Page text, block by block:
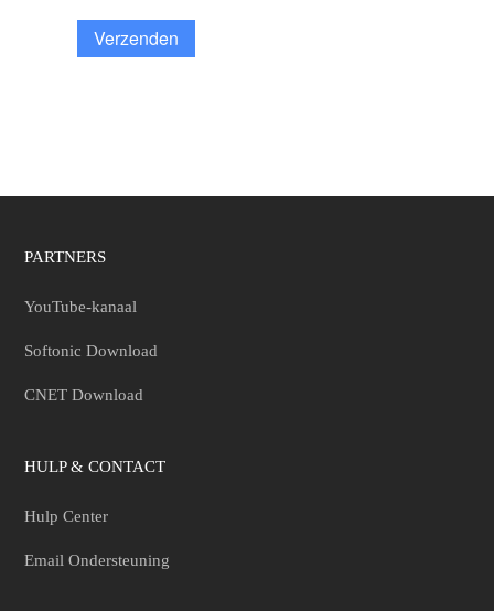
Verzenden
PARTNERS
YouTube-kanaal
Softonic Download
CNET Download
HULP & CONTACT
Hulp Center
Email Ondersteuning